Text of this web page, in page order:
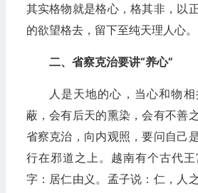
其实格物就是格心，格其非，以
的欲望格去，留下至纯天理人心。
二、省察克治要讲“养心”
人是天地的心，当心和物
蔽，会有后天的熏染，会有不善
省察克治，向内观照，要问自己
行在邪道之上。越南有个古代
字：居仁由义。孟子说：仁，人